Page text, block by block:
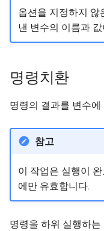
옵션을 지정하지 않
낸 변수의 이름과
명령치환
명령의 결과를 변수
참고
이 작업은 실행이
에만 유효합니다.
명령을 하위 실행하